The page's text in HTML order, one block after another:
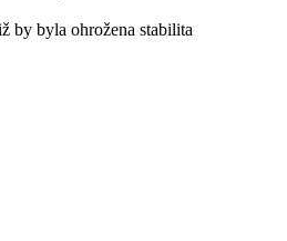
by byla ohrožena stabilita